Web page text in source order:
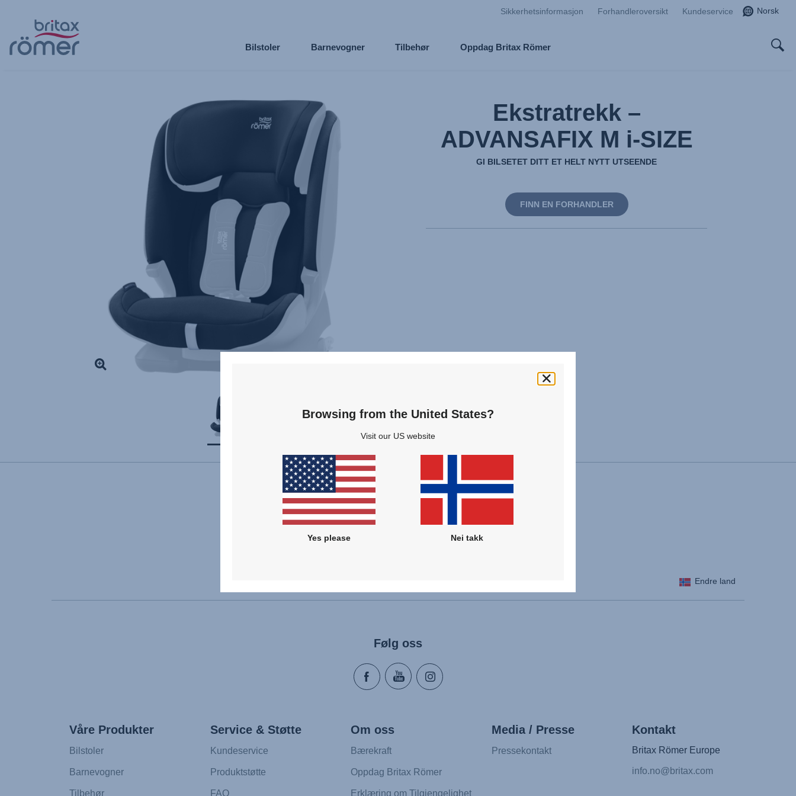
Hopp
til
Sikkerhetsinformasjon Forhandleroversikt Kundeservice Norsk
Bilstoler Barnevogner Tilbehør Oppdag Britax Römer
Ekstratrekk –
ADVANSAFIX M i-SIZE
GI BILSETET DITT ET HELT NYTT UTSEENDE
FINN EN FORHANDLER
Endre land
Følg oss
Våre Produkter
Bilstoler
Barnevogner
Tilbehør
Service & Støtte
Kundeservice
Produktstøtte
FAQ
Om oss
Bærekraft
Oppdag Britax Römer
Erklæring om Tilgjengelighet
Media / Presse
Pressekontakt
Kontakt
Britax Römer Europe
info.no@britax.com
Browsing from the United States?
Visit our US website
Yes please Nei takk